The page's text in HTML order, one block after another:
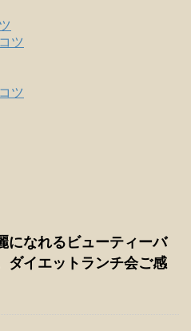
ツ
ツ
になれるビューティーバ
ダイエットランチ会ご感